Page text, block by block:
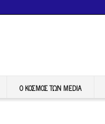
Ο ΚΟΣΜΟΣ ΤΩΝ MEDIA